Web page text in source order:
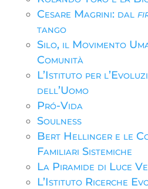
Cesare Magrini: dal
tango
Silo, il Movimento
Comunità
L’Istituto per
dell’Uomo
Pró-Vida
Soulness
Bert Hellinger e le
Familiari Sistemiche
La Piramide di Luce
L’Istituto Ricerche